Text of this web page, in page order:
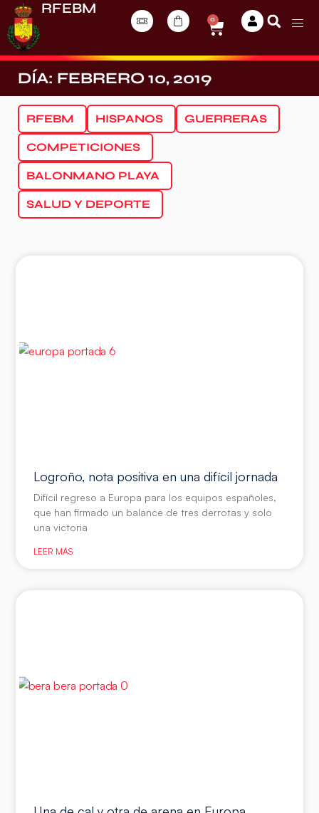
RFEBM
0
DÍA: FEBRERO 10, 2019
RFEBM HISPANOS GUERRERAS
COMPETICIONES
BALONMANO PLAYA
SALUD Y DEPORTE
Logroño, nota positiva en una difícil jornada
Difícil regreso a Europa para los equipos españoles,
que han firmado un balance de tres derrotas y solo
una victoria
LEER MÁS